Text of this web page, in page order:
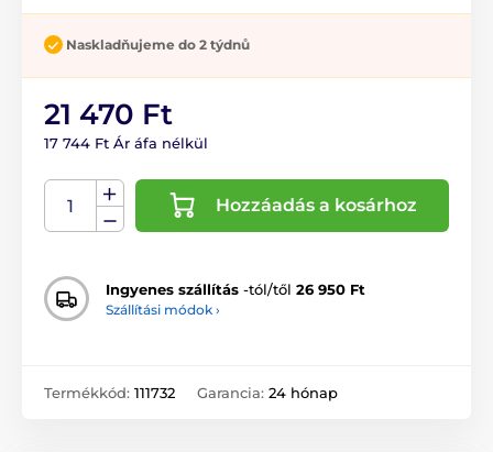
Naskladňujeme do 2 týdnů
21 470 Ft
17 744 Ft Ár áfa nélkül
Hozzáadás a kosárhoz
Ingyenes szállítás -tól/től 26 950 Ft
Szállítási módok ›
Termékkód: 111732 Garancia: 24 hónap